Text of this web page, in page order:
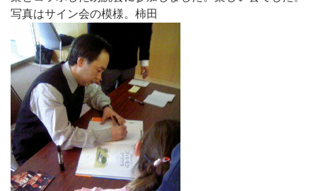
写真はサイン会の模様。柿田